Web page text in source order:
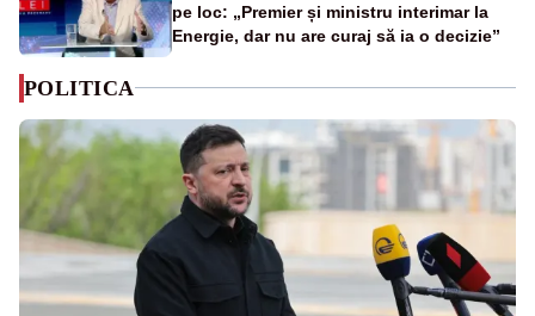
pe loc: „Premier și ministru interimar la
Energie, dar nu are curaj să ia o decizie”
POLITICA